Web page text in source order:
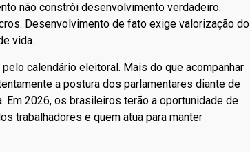
não constrói desenvolvimento verdadeiro.
Desenvolvimento de fato exige valorização do
vida.
calendário eleitoral. Mais do que acompanhar
a postura dos parlamentares diante de
Em 2026, os brasileiros terão a oportunidade de
trabalhadores e quem atua para manter